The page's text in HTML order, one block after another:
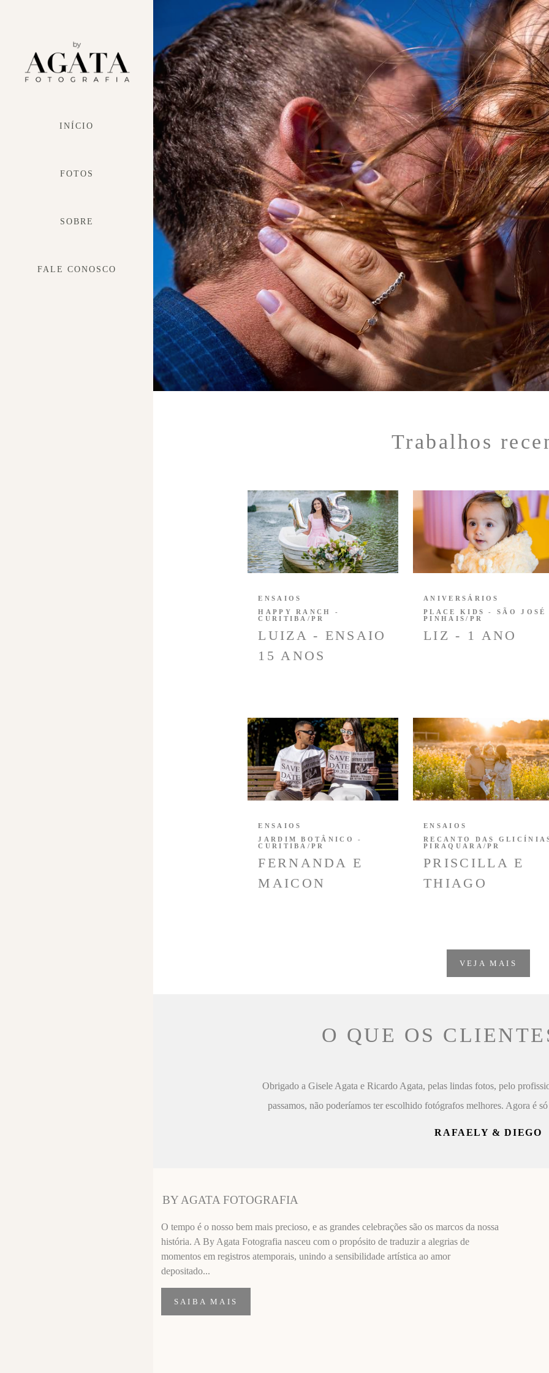
INÍCIO
FOTOS
SOBRE
FALE CONOSCO
Trabalhos
LUIZA - ENSAIO
15 ANOS
ENSAIOS
HAPPY RANCH -
CURITIBA/PR
LIZ - 1 ANO
ANIVERSÁRIOS
PLACE KIDS - SÃO JOSÉ
PINHAIS/PR
FERNANDA E
MAICON
ENSAIOS
JARDIM BOTÂNICO -
CURITIBA/PR
PRISCILLA E
THIAGO
ENSAIOS
RECANTO DAS
PIRAQUARA/PR
VEJA MAIS
O QUE OS
Obrigado a Gisele Agata e Ricardo Agata, pelas lindas fotos, pelo
passamos, não poderíamos ter escolhido fotógrafos melhores. Agora é
RAFAELY & DIEGO
BY AGATA FOTOGRAFIA
O tempo é o nosso bem mais precioso, e as grandes celebrações são os marcos da nossa
história. A By Agata Fotografia nasceu com o propósito de traduzir a alegrias de
momentos em registros atemporais, unindo a sensibilidade artística ao amor
depositado...
SAIBA MAIS